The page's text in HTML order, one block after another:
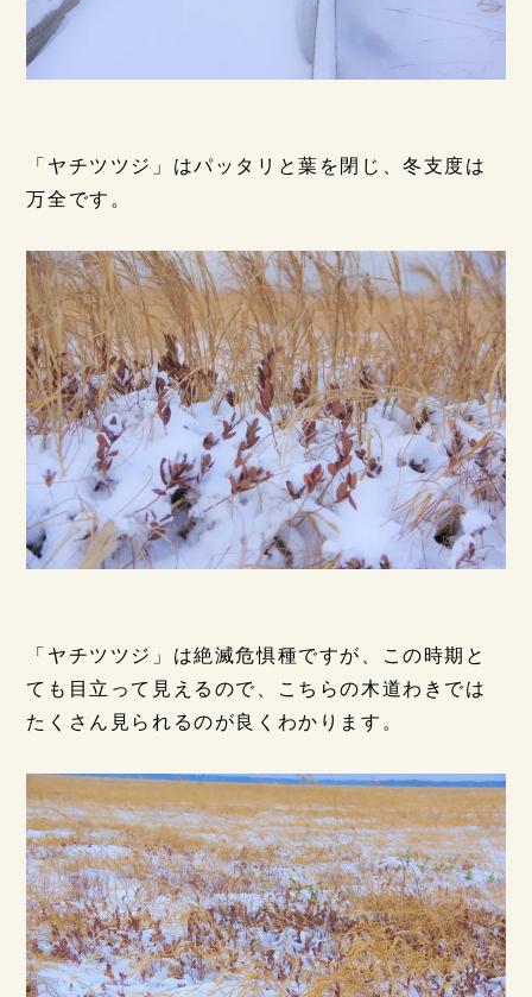
「ヤチツツジ」はパッタリと葉を閉じ、冬支度は
万全です。
「ヤチツツジ」は絶滅危惧種ですが、この時期と
ても目立って見えるので、こちらの木道わきでは
たくさん見られるのが良くわかります。